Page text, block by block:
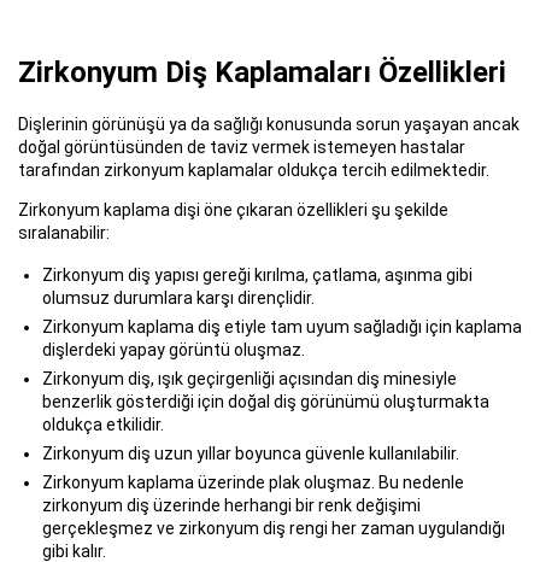
Zirkonyum Diş Kaplamaları Özellikleri
Dişlerinin görünüşü ya da sağlığı konusunda sorun yaşayan ancak
doğal görüntüsünden de taviz vermek istemeyen hastalar
tarafından zirkonyum kaplamalar oldukça tercih edilmektedir.
Zirkonyum kaplama dişi öne çıkaran özellikleri şu şekilde
sıralanabilir:
Zirkonyum diş yapısı gereği kırılma, çatlama, aşınma gibi
olumsuz durumlara karşı dirençlidir.
Zirkonyum kaplama diş etiyle tam uyum sağladığı için kaplama
dişlerdeki yapay görüntü oluşmaz.
Zirkonyum diş, ışık geçirgenliği açısından diş minesiyle
benzerlik gösterdiği için doğal diş görünümü oluşturmakta
oldukça etkilidir.
Zirkonyum diş uzun yıllar boyunca güvenle kullanılabilir.
Zirkonyum kaplama üzerinde plak oluşmaz. Bu nedenle
zirkonyum diş üzerinde herhangi bir renk değişimi
gerçekleşmez ve zirkonyum diş rengi her zaman uygulandığı
gibi kalır.